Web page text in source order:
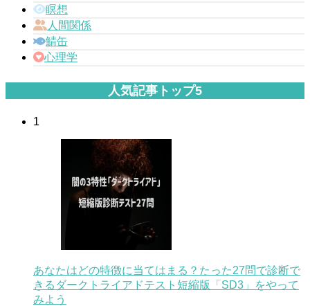
瞑想
人間関係
鯖缶
心理学
人気記事トップ5
1
あなたはどの特徴に当てはまる？たった27問で診断で
きるダークトライアドテスト短縮版「SD3」をやって
みよう